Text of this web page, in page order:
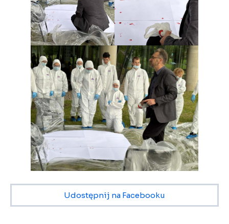
Udostępnij na Facebooku